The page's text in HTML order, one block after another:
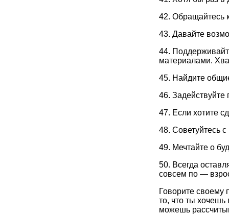
42. Обращайтесь
43. Давайте
44.
материалами.
45. Найдите
46.
47. Если хотите
48. Советуйтесь
49. Мечтайте о
50. Всегда
совсем по —
Говорите своему
то, что ты хочешь
можешь